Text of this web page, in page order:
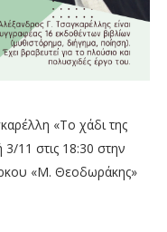
«Το χάδι της
3/11 στις 18:30 στην
«Μ. Θεοδωράκης»